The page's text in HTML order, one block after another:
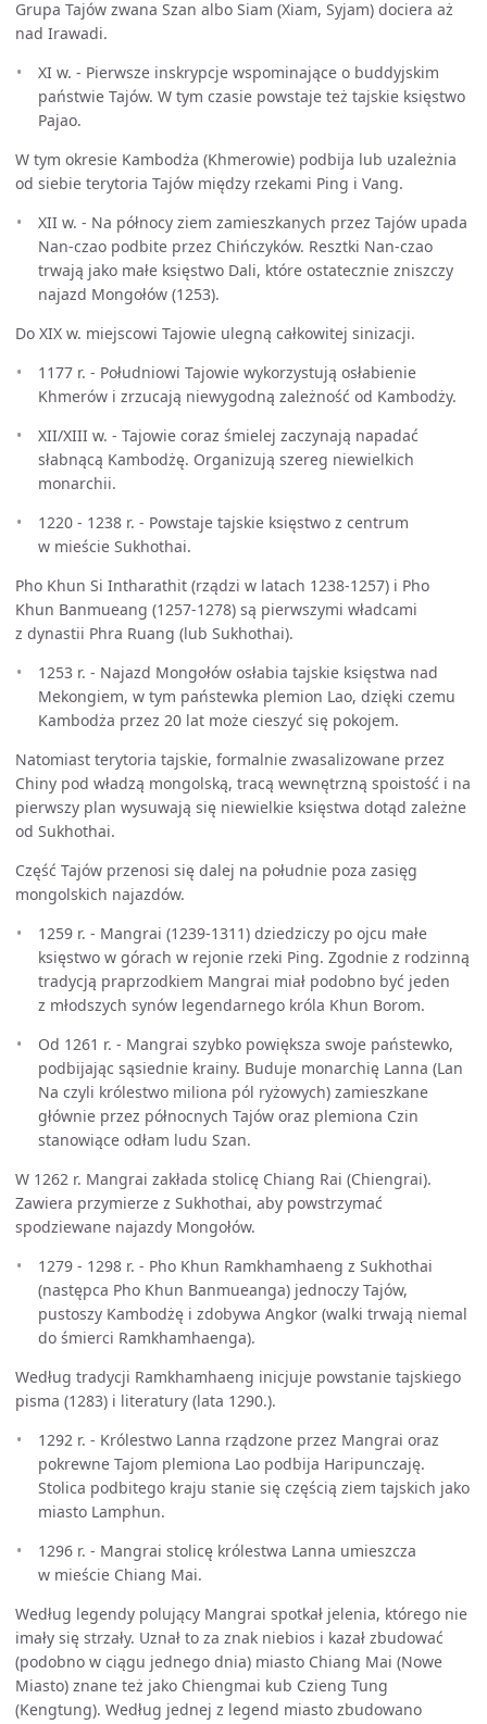
Grupa Tajów zwana Szan albo Siam (Xiam, Syjam) dociera aż
nad Irawadi.
XI w. - Pierwsze inskrypcje wspominające o buddyjskim
państwie Tajów. W tym czasie powstaje też tajskie księstwo
Pajao.
W tym okresie Kambodża (Khmerowie) podbija lub uzależnia
od siebie terytoria Tajów między rzekami Ping i Vang.
XII w. - Na północy ziem zamieszkanych przez Tajów upada
Nan-czao podbite przez Chińczyków. Resztki Nan-czao
trwają jako małe księstwo Dali, które ostatecznie zniszczy
najazd Mongołów (1253).
Do XIX w. miejscowi Tajowie ulegną całkowitej sinizacji.
1177 r. - Południowi Tajowie wykorzystują osłabienie
Khmerów i zrzucają niewygodną zależność od Kambodży.
XII/XIII w. - Tajowie coraz śmielej zaczynają napadać
słabnącą Kambodżę. Organizują szereg niewielkich
monarchii.
1220 - 1238 r. - Powstaje tajskie księstwo z centrum
w mieście Sukhothai.
Pho Khun Si Intharathit (rządzi w latach 1238-1257) i Pho
Khun Banmueang (1257-1278) są pierwszymi władcami
z dynastii Phra Ruang (lub Sukhothai).
1253 r. - Najazd Mongołów osłabia tajskie księstwa nad
Mekongiem, w tym państewka plemion Lao, dzięki czemu
Kambodża przez 20 lat może cieszyć się pokojem.
Natomiast terytoria tajskie, formalnie zwasalizowane przez
Chiny pod władzą mongolską, tracą wewnętrzną spoistość i na
pierwszy plan wysuwają się niewielkie księstwa dotąd zależne
od Sukhothai.
Część Tajów przenosi się dalej na południe poza zasięg
mongolskich najazdów.
1259 r. - Mangrai (1239-1311) dziedziczy po ojcu małe
księstwo w górach w rejonie rzeki Ping. Zgodnie z rodzinną
tradycją praprzodkiem Mangrai miał podobno być jeden
z młodszych synów legendarnego króla Khun Borom.
Od 1261 r. - Mangrai szybko powiększa swoje państewko,
podbijając sąsiednie krainy. Buduje monarchię Lanna (Lan
Na czyli królestwo miliona pól ryżowych) zamieszkane
głównie przez północnych Tajów oraz plemiona Czin
stanowiące odłam ludu Szan.
W 1262 r. Mangrai zakłada stolicę Chiang Rai (Chiengrai).
Zawiera przymierze z Sukhothai, aby powstrzymać
spodziewane najazdy Mongołów.
1279 - 1298 r. - Pho Khun Ramkhamhaeng z Sukhothai
(następca Pho Khun Banmueanga) jednoczy Tajów,
pustoszy Kambodżę i zdobywa Angkor (walki trwają niemal
do śmierci Ramkhamhaenga).
Według tradycji Ramkhamhaeng inicjuje powstanie tajskiego
pisma (1283) i literatury (lata 1290.).
1292 r. - Królestwo Lanna rządzone przez Mangrai oraz
pokrewne Tajom plemiona Lao podbija Haripunczaję.
Stolica podbitego kraju stanie się częścią ziem tajskich jako
miasto Lamphun.
1296 r. - Mangrai stolicę królestwa Lanna umieszcza
w mieście Chiang Mai.
Według legendy polujący Mangrai spotkał jelenia, którego nie
imały się strzały. Uznał to za znak niebios i kazał zbudować
(podobno w ciągu jednego dnia) miasto Chiang Mai (Nowe
Miasto) znane też jako Chiengmai kub Czieng Tung
(Kengtung). Według jednej z legend miasto zbudowano